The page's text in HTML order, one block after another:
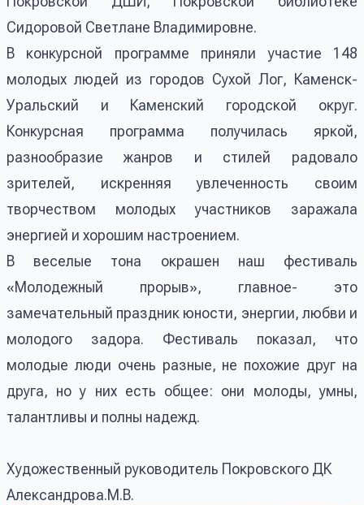
Сидоровой Светлане Владимировне.
В конкурсной программе приняли участие 148
молодых людей из городов Сухой Лог, Каменск-
Уральский и Каменский городской округ.
Конкурсная программа получилась яркой,
разнообразие жанров и стилей радовало
зрителей, искренняя увлеченность своим
творчеством молодых участников заражала
энергией и хорошим настроением.
В веселые тона окрашен наш фестиваль
«Молодежный прорыв», главное- это
замечательный праздник юности, энергии, любви и
молодого задора. Фестиваль показал, что
молодые люди очень разные, не похожие друг на
друга, но у них есть общее: они молоды, умны,
талантливы и полны надежд.
Художественный руководитель Покровского ДК
Александрова.М.В.